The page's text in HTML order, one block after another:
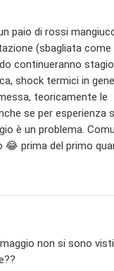
paio di rossi
(sbagliata come
continueranno
shock termici in
teoricamente le
se per esperienza
è un problema.
😂 prima del primo
non si sono